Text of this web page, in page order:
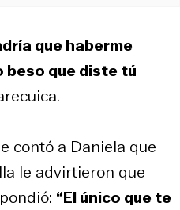
que haberme
que diste tú
contó a Daniela que
le advirtieron que
“El único que te